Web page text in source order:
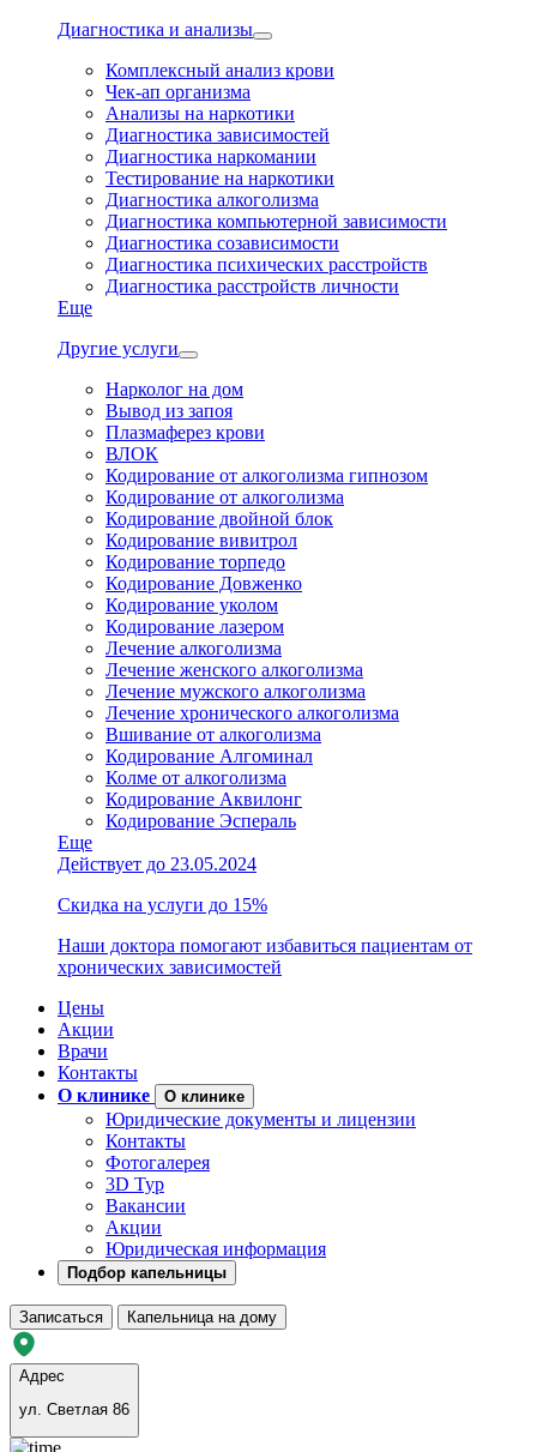
Диагностика и анализы
Комплексный анализ крови
Чек-ап организма
Анализы на наркотики
Диагностика зависимостей
Диагностика наркомании
Тестирование на наркотики
Диагностика алкоголизма
Диагностика компьютерной зависимости
Диагностика созависимости
Диагностика психических расстройств
Диагностика расстройств личности
Еще
Другие услуги
Нарколог на дом
Вывод из запоя
Плазмаферез крови
ВЛОК
Кодирование от алкоголизма гипнозом
Кодирование от алкоголизма
Кодирование двойной блок
Кодирование вивитрол
Кодирование торпедо
Кодирование Довженко
Кодирование уколом
Кодирование лазером
Лечение алкоголизма
Лечение женского алкоголизма
Лечение мужского алкоголизма
Лечение хронического алкоголизма
Вшивание от алкоголизма
Кодирование Алгоминал
Колме от алкоголизма
Кодирование Аквилонг
Кодирование Эспераль
Еще
Действует до 23.05.2024
Скидка на услуги до 15%
Наши доктора помогают избавиться пациентам от
хронических зависимостей
Цены
Акции
Врачи
Контакты
О клинике
О клинике
Юридические документы и лицензии
Контакты
Фотогалерея
3D Тур
Вакансии
Акции
Юридическая информация
Подбор капельницы
Записаться Капельница на дому
Адрес
ул. Светлая 86